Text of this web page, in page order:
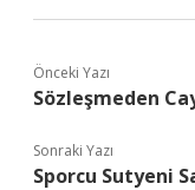
Önceki Yazı
Sözleşmeden
Sonraki Yazı
Sporcu Sutyeni